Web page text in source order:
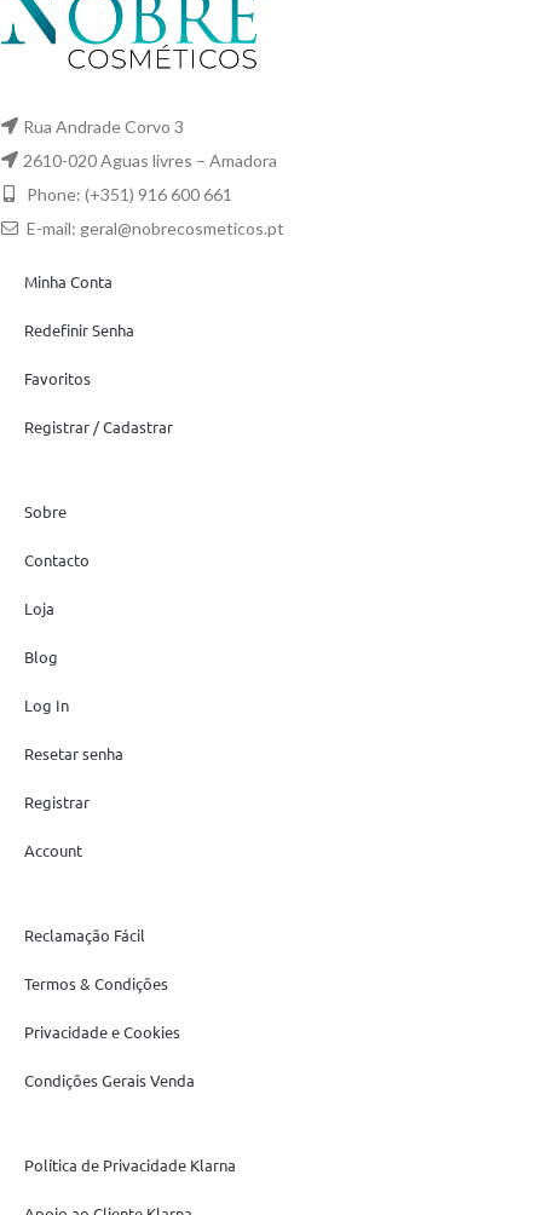
Rua Andrade Corvo 3
2610-020 Aguas livres – Amadora
Phone: (+351) 916 600 661
E-mail: geral@nobrecosmeticos.pt
Minha Conta
Redefinir Senha
Favoritos
Registrar / Cadastrar
Sobre
Contacto
Loja
Blog
Log In
Resetar senha
Registrar
Account
Reclamação Fácil
Termos & Condições
Privacidade e Cookies
Condições Gerais Venda
Política de Privacidade Klarna